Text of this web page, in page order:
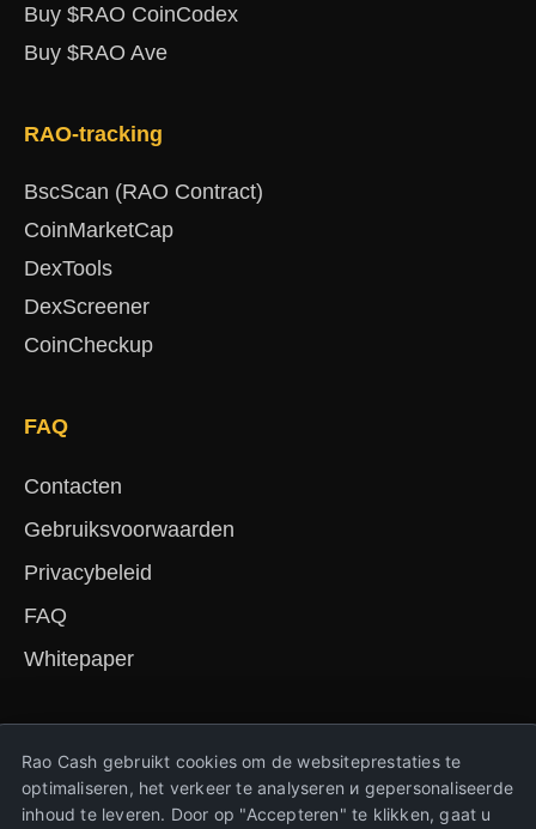
Buy $RAO CoinCodex
Buy $RAO Ave
RAO-tracking
BscScan (RAO Contract)
CoinMarketCap
DexTools
DexScreener
CoinCheckup
FAQ
Contacten
Gebruiksvoorwaarden
Privacybeleid
FAQ
Whitepaper
English Русский Deutsch Français Español 简体中文
TürkçePortuguêsNederlands Українська
Rao Cash gebruikt cookies om de websiteprestaties te
optimaliseren, het verkeer te analyseren и gepersonaliseerde
inhoud te leveren. Door op "Accepteren" te klikken, gaat u